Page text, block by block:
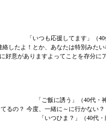
「いつも応援してます」（40
絡したよ！とか、あなたは特別みた
に好意がありますよってことを存分に
「ご飯に誘う」（40代・
てるの？ 今度、一緒に～に行かない
「いつひま？」（40代・